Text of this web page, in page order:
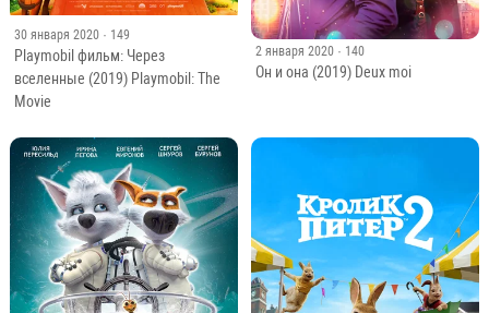
30 января 2020 · 149
Playmobil фильм: Через
вселенные (2019) Playmobil: The
Movie
2 января 2020 · 140
Он и она (2019) Deux moi